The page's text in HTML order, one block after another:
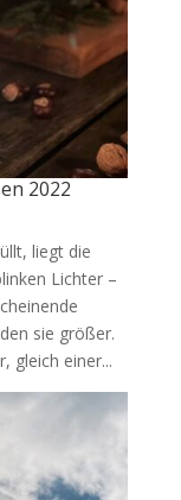
2022
liegt die
Lichter –
sie größer.
gleich einer...